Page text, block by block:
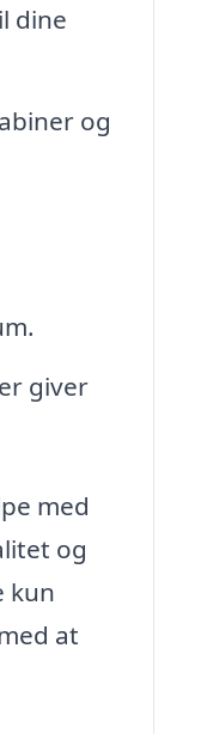
dine
og
giver
med
og
kun
at